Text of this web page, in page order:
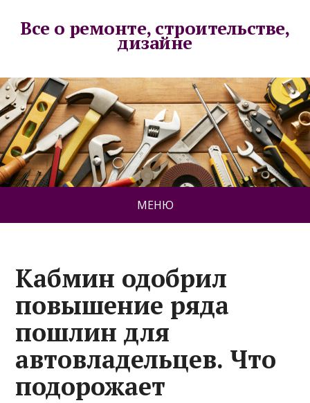
Все о ремонте, строительстве,
дизайне
МЕНЮ
Кабмин одобрил
повышение ряда
пошлин для
автовладельцев. Что
подорожает